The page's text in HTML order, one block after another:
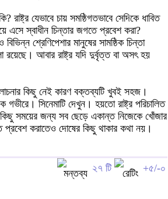
রাষ্ট্র যেভাবে চায় সমষ্ঠিগতভাবে সেদিকে ধাবিত
এসে স্বাধীন চিন্তার জগতে প্রবেশ করা?
বিভিন্ন শ্রেণিপেশার মানুষের সামষ্ঠিক চিন্তা
রয়েছে। আবার রাষ্ট্র যদি দুর্বৃত্ত বা অসৎ হয়
কিছু নেই কারণ বক্তব্যটি খুবই সহজ।
সিনেমাটি দেখুন। হয়তো রাষ্ট্র পরিচালিত
কিছু সময়ের জন্য সব ছেড়ে একান্ত নিজেকে খোঁজার
প্রবেশ করাতেও দোষের কিছু থাকার কথা নয়।
২৭ টি +৫/-০